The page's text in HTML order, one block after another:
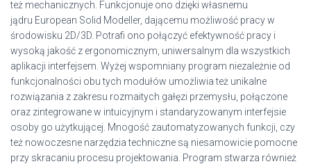
też mechanicznych. Funkcjonuje ono dzięki własnemu
jądru European Solid Modeller, dającemu możliwość pracy w
środowisku 2D/3D. Potrafi ono połączyć efektywność pracy i
wysoką jakość z ergonomicznym, uniwersalnym dla wszystkich
aplikacji interfejsem. Wyżej wspomniany program niezależnie od
funkcjonalności obu tych modułów umożliwia też unikalne
rozwiązania z zakresu rozmaitych gałęzi przemysłu, połączone
oraz zintegrowane w intuicyjnym i standaryzowanym interfejsie
osoby go użytkującej. Mnogość zautomatyzowanych funkcji, czy
też nowoczesne narzędzia techniczne są niesamowicie pomocne
przy skracaniu procesu projektowania. Program stwarza również